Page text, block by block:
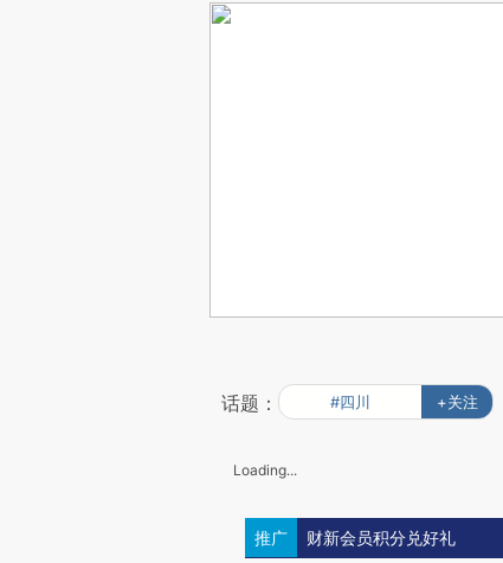
话题： #四川 +关注
Loading...
推广 财新会员积分兑好礼